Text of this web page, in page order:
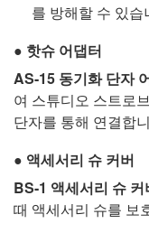
를 방해할 수 있습
핫슈 어댑터
AS-15 동기화 단자
여 스튜디오 스트로
단자를 통해 연결합
액세서리 슈 커버
BS-1 액세서리 슈 커
때 액세서리 슈를 보